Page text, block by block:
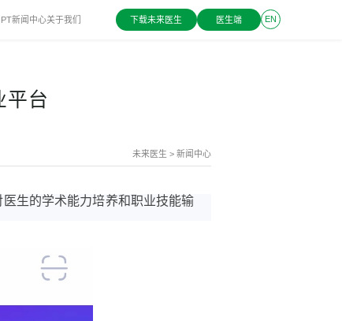
新闻中心关于我们 下载未来医生 医生端 EN
平台
未来医生 > 新闻中心
生的学术能力培养和职业技能输